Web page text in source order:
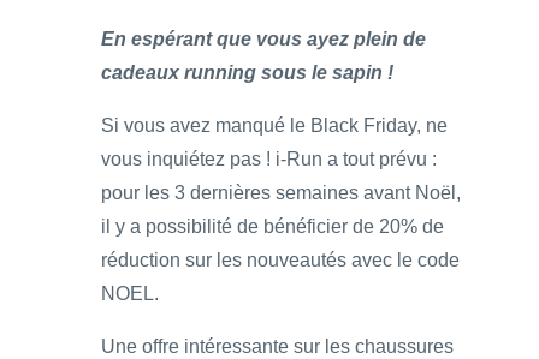
En espérant que vous ayez plein de
cadeaux running sous le sapin !
Si vous avez manqué le Black Friday, ne
vous inquiétez pas ! i-Run a tout prévu :
pour les 3 dernières semaines avant Noël,
il y a possibilité de bénéficier de 20% de
réduction sur les nouveautés avec le code
NOEL.
Une offre intéressante sur les chaussures